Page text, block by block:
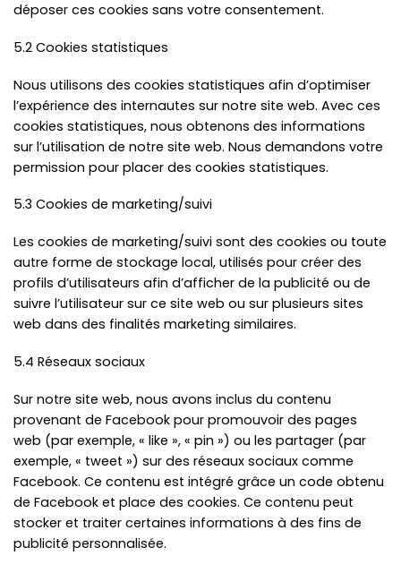
déposer ces cookies sans votre consentement.
5.2 Cookies statistiques
Nous utilisons des cookies statistiques afin d’optimiser
l’expérience des internautes sur notre site web. Avec ces
cookies statistiques, nous obtenons des informations
sur l’utilisation de notre site web. Nous demandons votre
permission pour placer des cookies statistiques.
5.3 Cookies de marketing/suivi
Les cookies de marketing/suivi sont des cookies ou toute
autre forme de stockage local, utilisés pour créer des
profils d’utilisateurs afin d’afficher de la publicité ou de
suivre l’utilisateur sur ce site web ou sur plusieurs sites
web dans des finalités marketing similaires.
5.4 Réseaux sociaux
Sur notre site web, nous avons inclus du contenu
provenant de Facebook pour promouvoir des pages
web (par exemple, « like », « pin ») ou les partager (par
exemple, « tweet ») sur des réseaux sociaux comme
Facebook. Ce contenu est intégré grâce un code obtenu
de Facebook et place des cookies. Ce contenu peut
stocker et traiter certaines informations à des fins de
publicité personnalisée.